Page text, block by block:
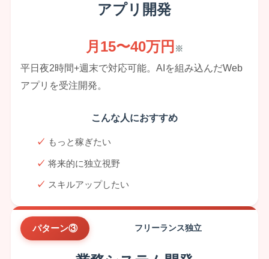
アプリ開発
月15〜40万円 ※
平日夜2時間+週末で対応可能。AIを組み込んだWeb
アプリを受注開発。
こんな人におすすめ
もっと稼ぎたい
将来的に独立視野
スキルアップしたい
パターン③ フリーランス独立